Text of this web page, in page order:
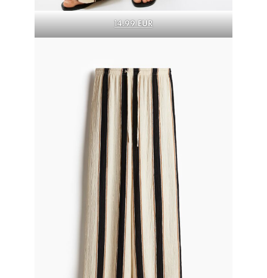
14.99 EUR